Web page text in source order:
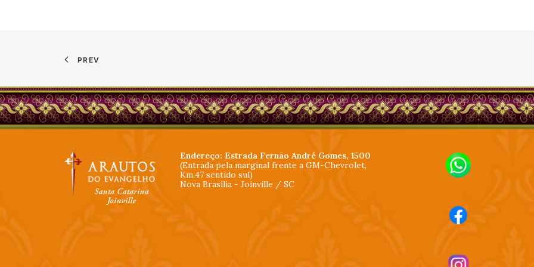
PREV
Endereço: Estrada Fernão André Gomes, 1500
(Entrada pela marginal frente a GM-Chevrolet,
Km.47 sentido sul)
Nova Brasília - Joinville / SC